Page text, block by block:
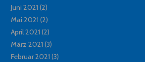
Juni 2021 (2)
Mai 2021 (2)
April 2021 (2)
März 2021 (3)
Februar 2021 (3)